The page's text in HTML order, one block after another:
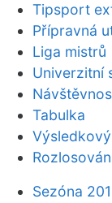
Tipsport
Přípravná
Liga mistrů
Univerzitní
Tabulka
Sezóna